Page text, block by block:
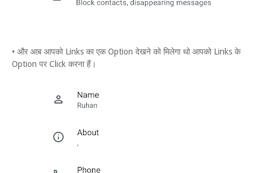
• और आब आपको Links का एक Option देखने को मिलेगा थो आपको Links के
Option पर Click करना हैं।